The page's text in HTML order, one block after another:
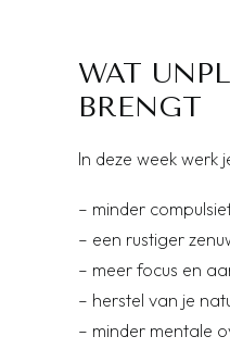
WAT
BRENGT
In deze week werk
– minder
– een rustiger
– meer focus en
– herstel van je
– minder mentale